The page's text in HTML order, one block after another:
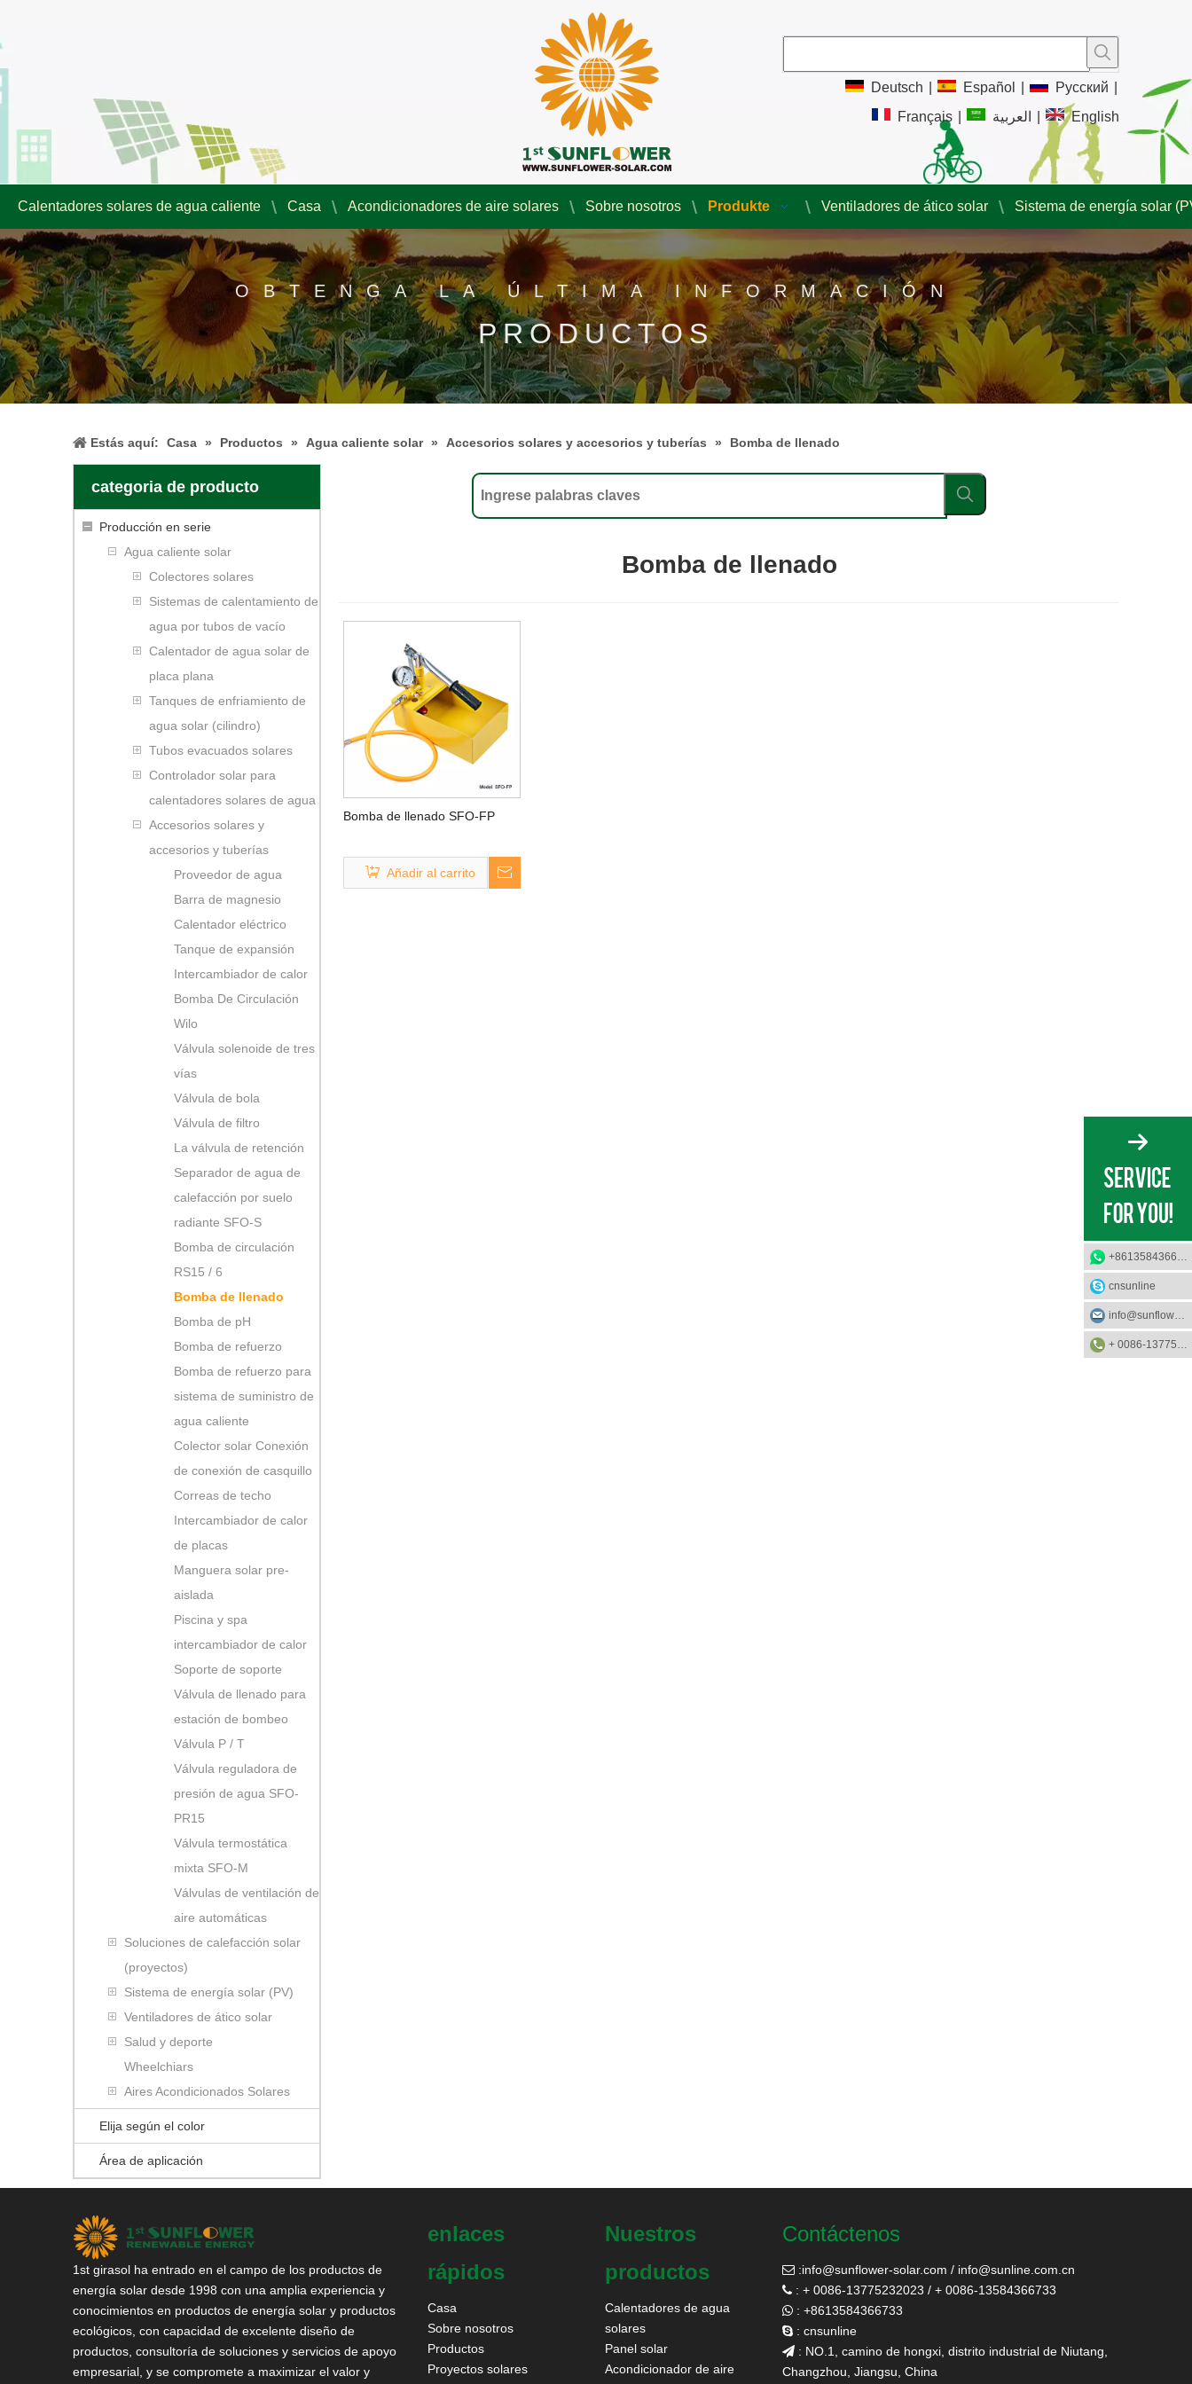
Deutsch Español Pусский
Français
العربية English
Calentadores solares de agua caliente Casa Acondicionadores de aire solares Sobre nosotros Produkte Ventiladores de ático solar Sistema de energía solar
OBTENGA LA ÚLTIMA INFORMACIÓN
PRODUCTOS
Estás aquí: Casa » Productos » Agua caliente solar » Accesorios solares y accesorios y tuberías » Bomba de llenado
categoria de producto
Producción en serie
Agua caliente solar
Colectores solares
Sistemas de calentamiento de
agua por tubos de vacío
Calentador de agua solar de
placa plana
Tanques de enfriamiento de
agua solar (cilindro)
Tubos evacuados solares
Controlador solar para
calentadores solares de agua
Accesorios solares y
accesorios y tuberías
Proveedor de agua
Barra de magnesio
Calentador eléctrico
Tanque de expansión
Intercambiador de calor
Bomba De Circulación
Wilo
Válvula solenoide de tres
vías
Válvula de bola
Válvula de filtro
La válvula de retención
Separador de agua de
calefacción por suelo
radiante SFO-S
Bomba de circulación
RS15 / 6
Bomba de llenado
Bomba de pH
Bomba de refuerzo
Bomba de refuerzo para
sistema de suministro de
agua caliente
Colector solar Conexión
de conexión de casquillo
Correas de techo
Intercambiador de calor
de placas
Manguera solar pre-
aislada
Piscina y spa
intercambiador de calor
Soporte de soporte
Válvula de llenado para
estación de bombeo
Válvula P / T
Válvula reguladora de
presión de agua SFO-
PR15
Válvula termostática
mixta SFO-M
Válvulas de ventilación de
aire automáticas
Soluciones de calefacción solar
(proyectos)
Sistema de energía solar (PV)
Ventiladores de ático solar
Salud y deporte
Wheelchiars
Aires Acondicionados Solares
Elija según el color
Área de aplicación
Bomba de llenado
Bomba de llenado SFO-FP
Añadir al carrito
1st girasol ha entrado en el campo de los productos de
energía solar desde 1998 con una amplia experiencia y
conocimientos en productos de energía solar y productos
ecológicos, con capacidad de excelente diseño de
productos, consultoría de soluciones y servicios de apoyo
empresarial, y se compromete a maximizar el valor y
enlaces
rápidos
Casa
Sobre nosotros
Productos
Proyectos solares
Nuestros
productos
Calentadores de agua
solares
Panel solar
Acondicionador de aire
Contáctenos
 :info@sunflower-solar.com / info@sunline.com.cn
 : + 0086-13775232023 / + 0086-13584366733
 : +8613584366733
 : cnsunline
 : NO.1, camino de hongxi, distrito industrial de Niutang,
Changzhou, Jiangsu, China
+8613584366733
cnsunline
info@sunflower-solar.com
+ 0086-13775232023